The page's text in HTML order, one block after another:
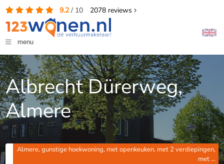
9.2/ 10 2078reviews
menu
Albrecht Dürerweg,
Almere
Almere, gunstige hoekwoning, met openkeuken, met 2 verdiepingen,
met ...